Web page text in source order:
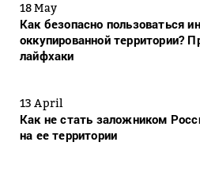
18 May
Как безопасно пользоваться
оккупированной территории?
лайфхаки
13 April
Как не стать заложником
на ее территории